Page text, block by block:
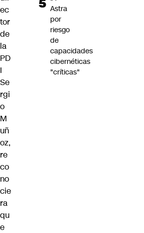
ec
tor
de
la
PD
I
Se
rgi
o
M
uñ
oz,
re
co
no
cie
ra
qu
e
Astra
por
riesgo
de
capacidades
cibernéticas
"críticas"